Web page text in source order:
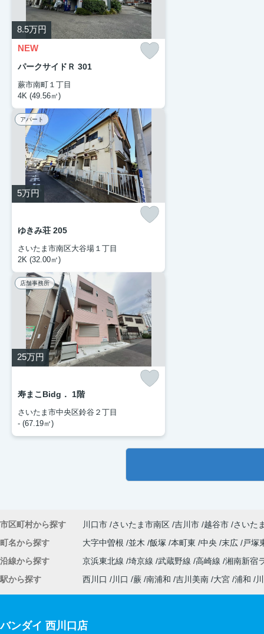
8.5万円
NEW
パークサイドＲ 301
蕨市南町１丁目
4K (49.56㎡)
アパート
5万円
ゆきみ荘 205
さいたま市南区大谷場１丁目
2K (32.00㎡)
店舗事務所
25万円
寿まこBidg． 1階
さいたま市中央区鈴谷２丁目
- (67.19㎡)
市区町村から探す 川口市 さいたま市南区 吉川市 越谷市
さいた
町名から探す
大字中曽根 並木 飯塚 本町東 中央 末広
戸塚
沿線から探す
京浜東北線 埼京線 武蔵野線 高崎線 湘南新宿
駅から探す
西川口 川口 蕨 南浦和 吉川美南 大宮 浦和
バンダイ 西川口店